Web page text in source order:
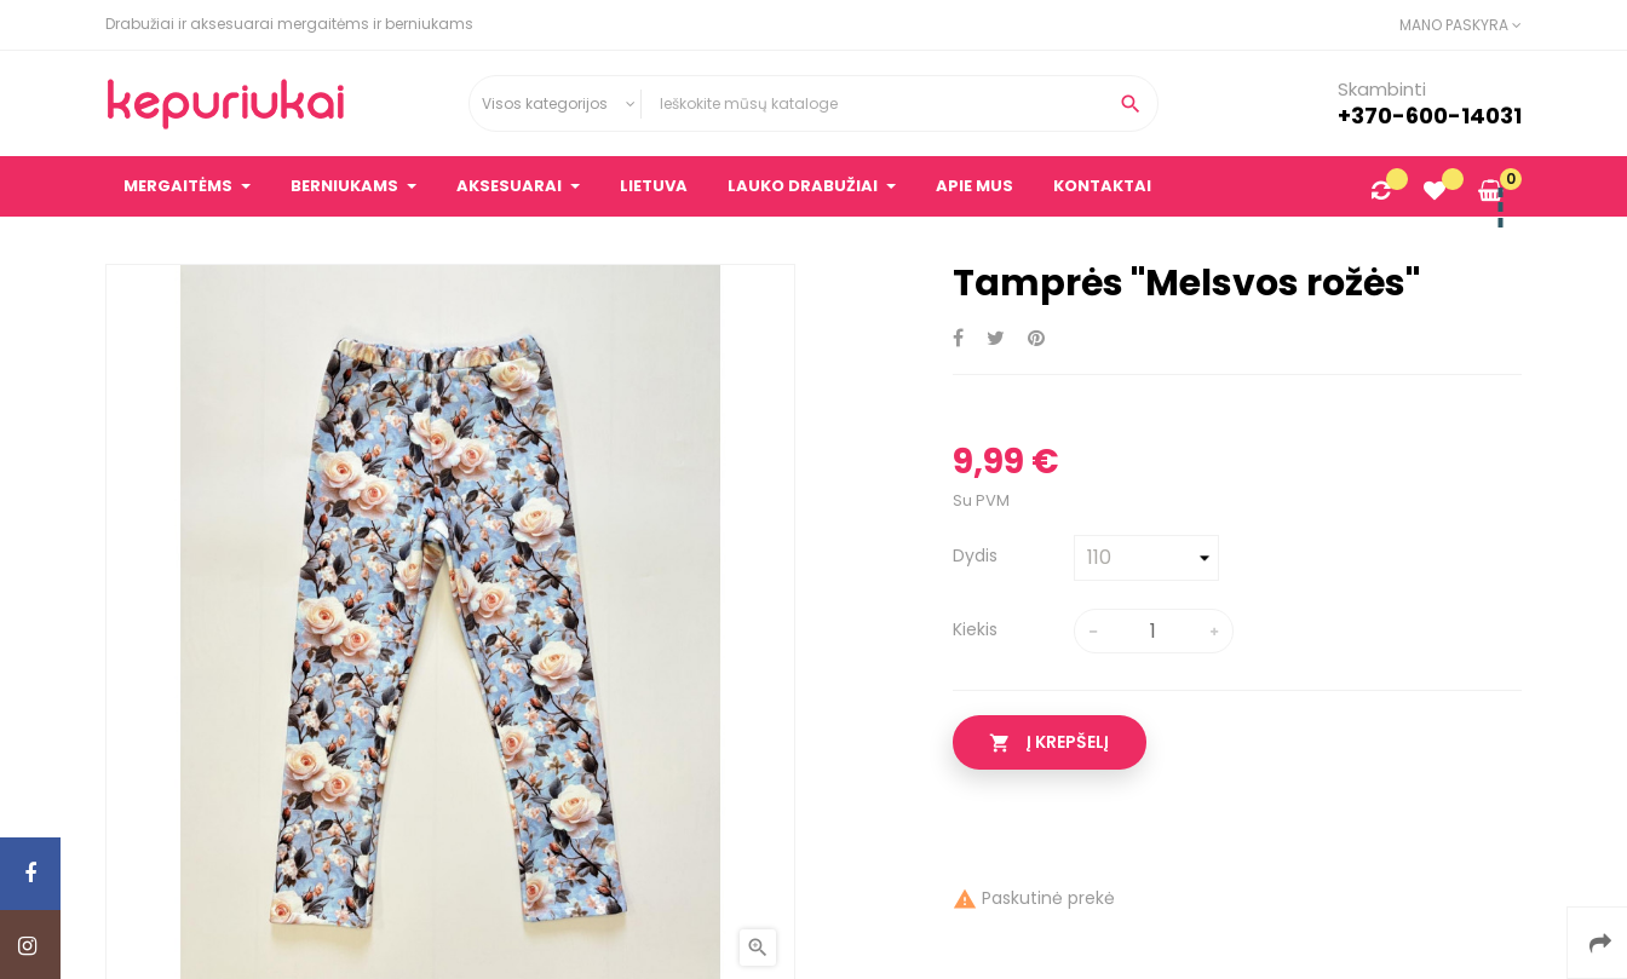
Drabužiai ir aksesuarai mergaitėms ir berniukams MANO PASKYRA
Visos kategorijos 
Skambinti
+370-600-14031
MERGAITĖMS BERNIUKAMS AKSESUARAI LIETUVA LAUKO DRABUŽIAI APIE MUS KONTAKTAI 0

Tamprės "Melsvos rožės"
9,99 €
Su PVM
Dydis
Kiekis
 Į KREPŠELĮ
 Paskutinė prekė